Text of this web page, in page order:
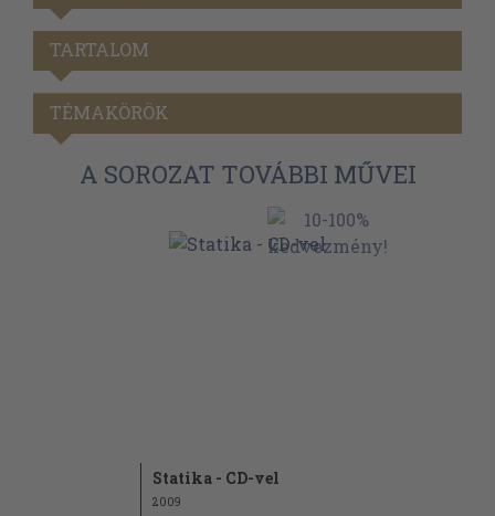
TARTALOM
TÉMAKÖRÖK
A SOROZAT TOVÁBBI MŰVEI
Statika - CD-vel
2009